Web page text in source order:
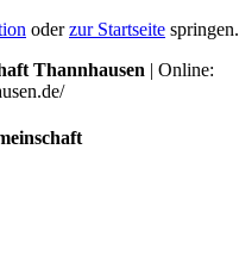
oderzur Startseite springen.
Thannhausen | Online: